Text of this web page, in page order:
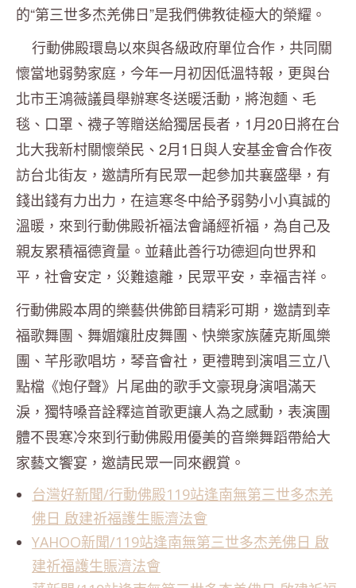
的“第三世多杰羌佛日”是我們佛教徒極大的榮耀。
行動佛殿環島以來與各級政府單位合作，共同關
懷當地弱勢家庭，今年一月初因低溫特報，更與台
北市王鴻薇議員舉辦寒冬送暖活動，將泡麵、毛
毯、口罩、襪子等贈送給獨居長者，1月20日將在台
北大我新村關懷榮民、2月1日與人安基金會合作夜
訪台北街友，邀請所有民眾一起參加共襄盛舉，有
錢出錢有力出力，在這寒冬中給予弱勢小小真誠的
溫暖，來到行動佛殿祈福法會誦經祈福，為自己及
親友累積福德資量。並藉此善行功德迴向世界和
平，社會安定，災難遠離，民眾平安，幸福吉祥。
行動佛殿本周的樂藝供佛節目精彩可期，邀請到幸
福歌舞團、舞媚孃肚皮舞團、快樂家族薩克斯風樂
團、芊彤歌唱坊，琴音會社，更禮聘到演唱三立八
點檔《炮仔聲》片尾曲的歌手文豪現身演唱滿天
淚，獨特嗓音詮釋這首歌更讓人為之感動，表演團
體不畏寒冷來到行動佛殿用優美的音樂舞蹈帶給大
家藝文饗宴，邀請民眾一同來觀賞。
台灣好新聞/行動佛殿119站逢南無第三世多杰羌
佛日 啟建祈福護生賑濟法會
YAHOO新聞/119站逢南無第三世多杰羌佛日 啟
建祈福護生賑濟法會